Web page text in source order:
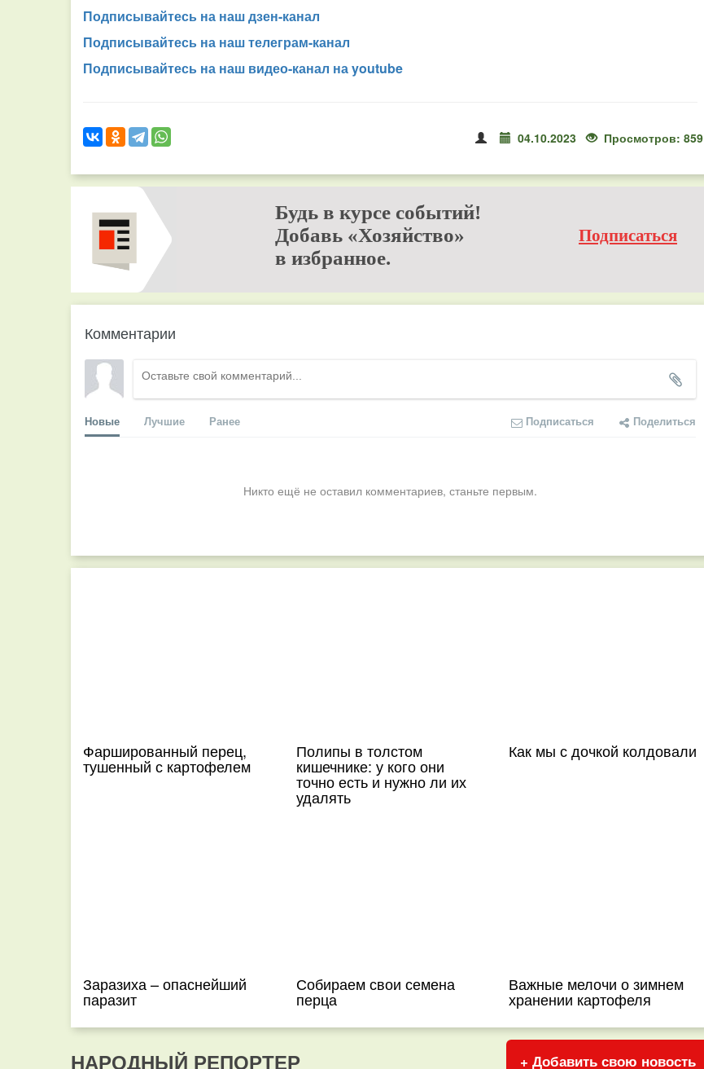
Подписывайтесь на наш дзен-канал
Подписывайтесь на наш телеграм-канал
Подписывайтесь на наш видео-канал на youtube
04.10.2023 Просмотров: 859
Будь в курсе событий!
Добавь «Хозяйство»
в избранное.
Подписаться
Комментарии
Новые Лучшие Ранее Подписаться Поделиться
Никто ещё не оставил комментариев, станьте первым.
Фаршированный перец,
тушенный с картофелем
Полипы в толстом
кишечнике: у кого они
точно есть и нужно ли их
удалять
Как мы с дочкой колдовали
Заразиха – опаснейший
паразит
Собираем свои семена
перца
Важные мелочи о зимнем
хранении картофеля
НАРОДНЫЙ РЕПОРТЕР + Добавить свою новость